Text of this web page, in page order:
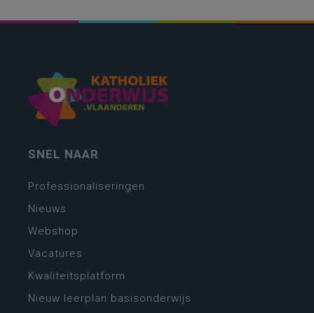
SNEL NAAR
Professionaliseringen
Nieuws
Webshop
Vacatures
Kwaliteitsplatform
Nieuw leerplan basisonderwijs